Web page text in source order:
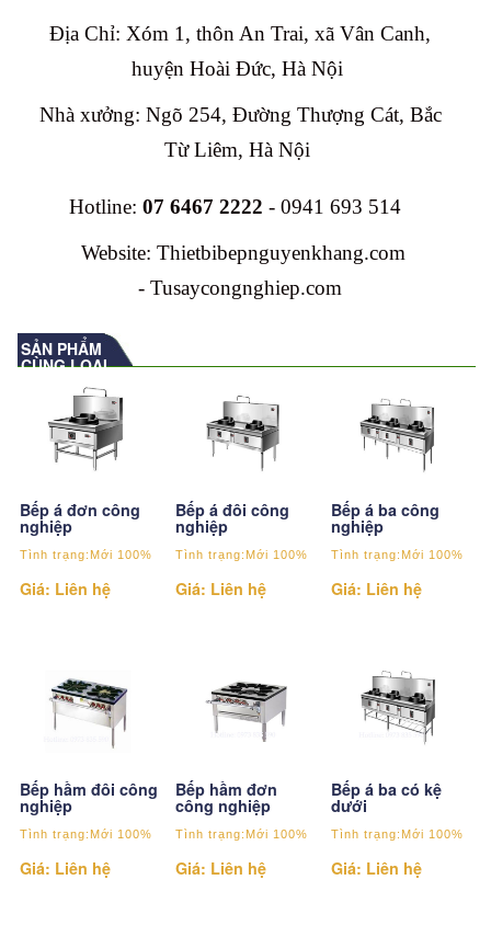
Địa Chỉ: Xóm 1, thôn An Trai, xã Vân Canh,
huyện Hoài Đức, Hà Nội
Nhà xưởng: Ngõ 254, Đường Thượng Cát, Bắc
Từ Liêm, Hà Nội
Hotline: 07 6467 2222 - 0941 693 514
Website: Thietbibepnguyenkhang.com
- Tusaycongnghiep.com
SẢN PHẨM
CÙNG LOẠI
Bếp á đơn công
nghiệp
Tình trạng:Mới 100%
Giá: Liên hệ
Bếp á đôi công
nghiệp
Tình trạng:Mới 100%
Giá: Liên hệ
Bếp á ba công
nghiệp
Tình trạng:Mới 100%
Giá: Liên hệ
Bếp hầm đôi công
nghiệp
Tình trạng:Mới 100%
Giá: Liên hệ
Bếp hầm đơn
công nghiệp
Tình trạng:Mới 100%
Giá: Liên hệ
Bếp á ba có kệ
dưới
Tình trạng:Mới 100%
Giá: Liên hệ